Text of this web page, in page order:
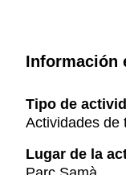
Información
Tipo de
Actividades de
Lugar de la